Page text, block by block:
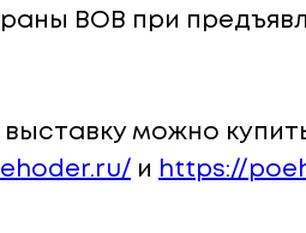
ВОВ при
выставку можно
и https://